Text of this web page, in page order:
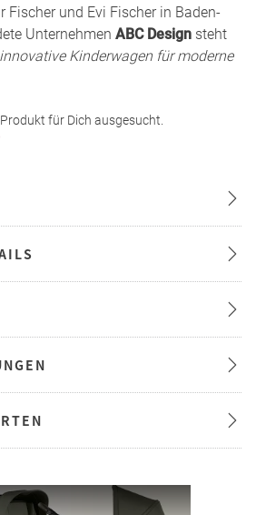
Fischer und Evi Fischer in Baden-
Unternehmen ABC Design steht
Kinderwagen für moderne
für Dich ausgesucht.